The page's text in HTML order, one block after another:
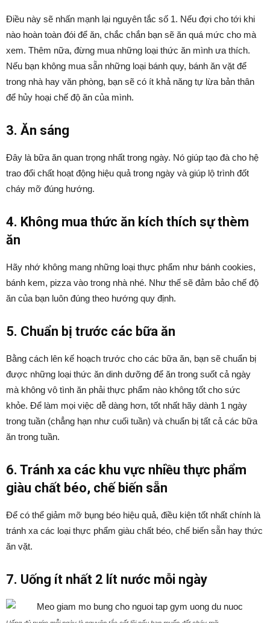
Điều này sẽ nhấn mạnh lại nguyên tắc số 1. Nếu đợi cho tới khi
nào hoàn toàn đói để ăn, chắc chắn bạn sẽ ăn quá mức cho mà
xem. Thêm nữa, đừng mua những loại thức ăn mình ưa thích.
Nếu bạn không mua sẵn những loại bánh quy, bánh ăn vặt để
trong nhà hay văn phòng, bạn sẽ có ít khả năng tự lừa bản thân
để hủy hoại chế độ ăn của mình.
3. Ăn sáng
Đây là bữa ăn quan trọng nhất trong ngày. Nó giúp tạo đà cho hệ
trao đổi chất hoạt động hiệu quả trong ngày và giúp lộ trình đốt
cháy mỡ đúng hướng.
4. Không mua thức ăn kích thích sự thèm
ăn
Hãy nhớ không mang những loại thực phẩm như bánh cookies,
bánh kem, pizza vào trong nhà nhé. Như thế sẽ đảm bảo chế độ
ăn của bạn luôn đúng theo hướng quy định.
5. Chuẩn bị trước các bữa ăn
Bằng cách lên kế hoạch trước cho các bữa ăn, bạn sẽ chuẩn bị
được những loại thức ăn dinh dưỡng để ăn trong suốt cả ngày
mà không vô tình ăn phải thực phẩm nào không tốt cho sức
khỏe. Để làm mọi việc dễ dàng hơn, tốt nhất hãy dành 1 ngày
trong tuần (chẳng hạn như cuối tuần) và chuẩn bị tất cả các bữa
ăn trong tuần.
6. Tránh xa các khu vực nhiều thực phẩm
giàu chất béo, chế biến sẵn
Để có thể giảm mỡ bụng béo hiệu quả, điều kiện tốt nhất chính là
tránh xa các loại thực phẩm giàu chất béo, chế biến sẵn hay thức
ăn vặt.
7. Uống ít nhất 2 lít nước mỗi ngày